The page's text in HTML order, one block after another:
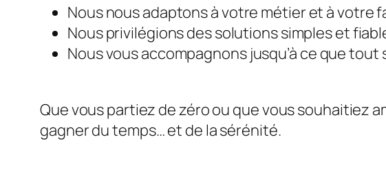
Nous nous adaptons à votre métier et à votre
Nous privilégions des solutions simples et
Nous vous accompagnons jusqu’à ce que
Que vous partiez de zéro ou que vous souhaitiez
gagner du temps… et de la sérénité.